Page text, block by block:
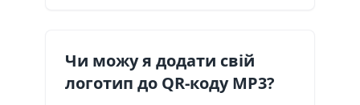
Чи можу я додати свій
логотип до QR-коду MP3?